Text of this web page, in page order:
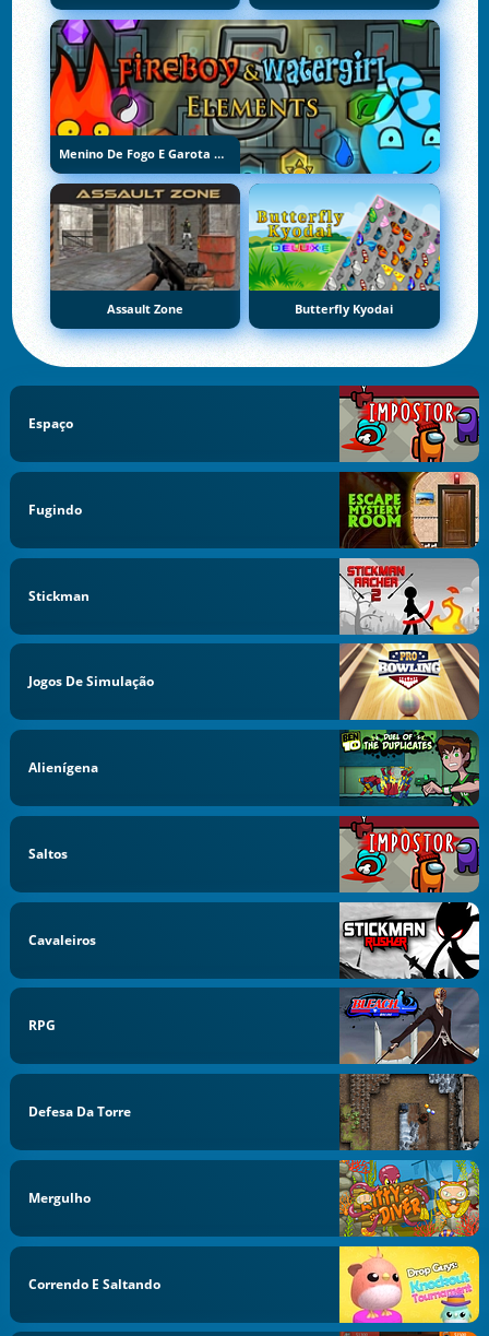
Menino De Fogo E Garota De Água 5: Elementos
Assault Zone Butterfly Kyodai
Espaço
Fugindo
Stickman
Jogos De Simulação
Alienígena
Saltos
Cavaleiros
RPG
Defesa Da Torre
Mergulho
Correndo E Saltando